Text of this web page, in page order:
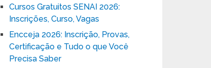
Cursos Gratuitos SENAI 2026:
Inscrições, Curso, Vagas
Encceja 2026: Inscrição, Provas,
Certificação e Tudo o que Você
Precisa Saber